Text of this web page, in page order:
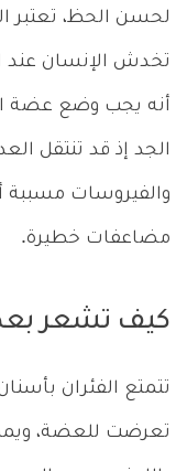
لحسن الحظ، تعتبر
تخدش الإنسان عند
أنه يجب وضع عضة
الجد إذ قد تنتقل
والفيروسات
مضاعفات خطيرة.
كيف تشعر
تتمتع الفئران
تعرضت للعضة،